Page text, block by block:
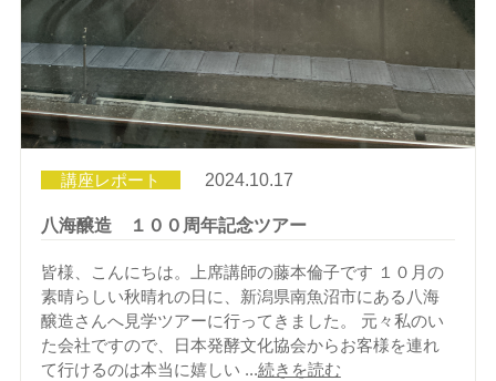
講座レポート 2024.10.17
八海醸造 １００周年記念ツアー
皆様、こんにちは。上席講師の藤本倫子です １０月の
素晴らしい秋晴れの日に、新潟県南魚沼市にある八海
醸造さんへ見学ツアーに行ってきました。 元々私のい
た会社ですので、日本発酵文化協会からお客様を連れ
て行けるのは本当に嬉しい ...続きを読む